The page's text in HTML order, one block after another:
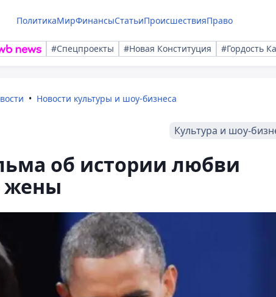
ПолитикаМирФинансыСтатьиПроисшествияПраво
#Спецпроекты #Новая Конституция #Гордость
Новости культуры и шоу-бизнеса
Культура и шоу-
об истории любви
жены